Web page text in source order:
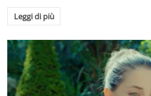
Leggi di più